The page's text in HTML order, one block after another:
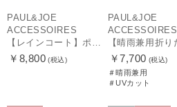
PAUL&JOE
ACCESSOIRES
￥8,800 (税込)
PAUL&JOE
ACCESSOIRES
￥7,700 (税込)
＃晴雨兼用
＃UVカット